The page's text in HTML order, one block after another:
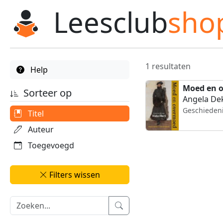
Leesclub
Help
Sorteer op
Titel
Auteur
Toegevoegd
Filters wissen
1 resultaten
Moed en
Angela